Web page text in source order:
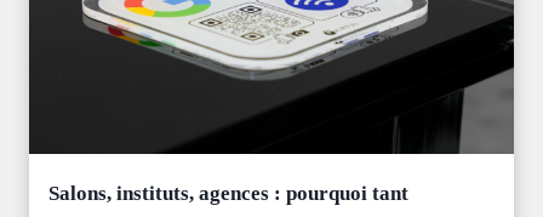
Salons, instituts, agences : pourquoi tant